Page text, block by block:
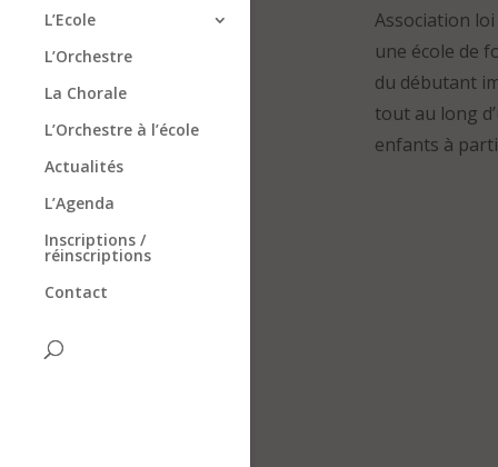
L’Ecole
L’Orchestre
La Chorale
L’Orchestre à l’école
Actualités
L’Agenda
Inscriptions /
réinscriptions
Contact
Association
une école de
du débutant
tout au long
enfants à